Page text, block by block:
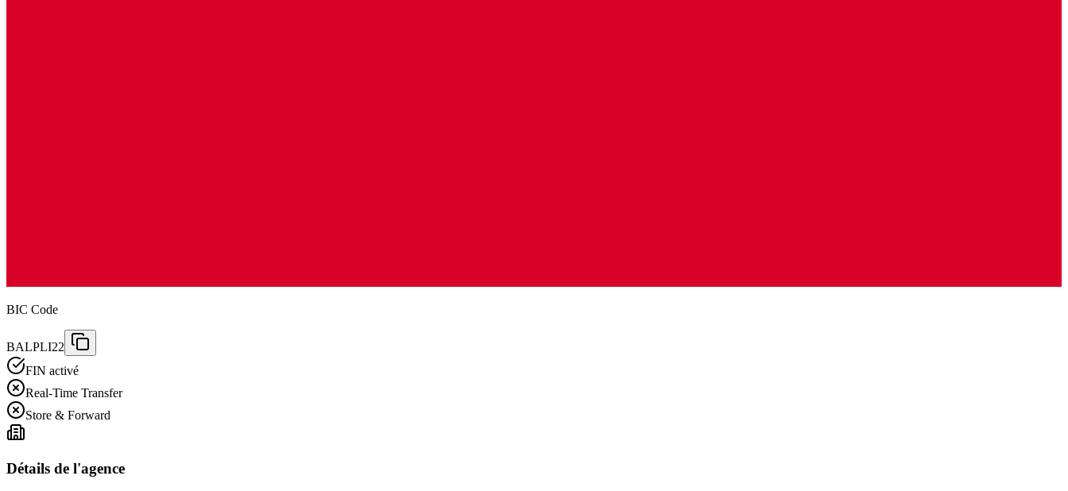
BIC Code
BALPLI22
FIN activé
Real-Time Transfer
Store & Forward
Détails de l'agence